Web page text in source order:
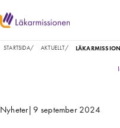
STARTSIDA/ AKTUELLT/
Nyheter| 9 september 2024